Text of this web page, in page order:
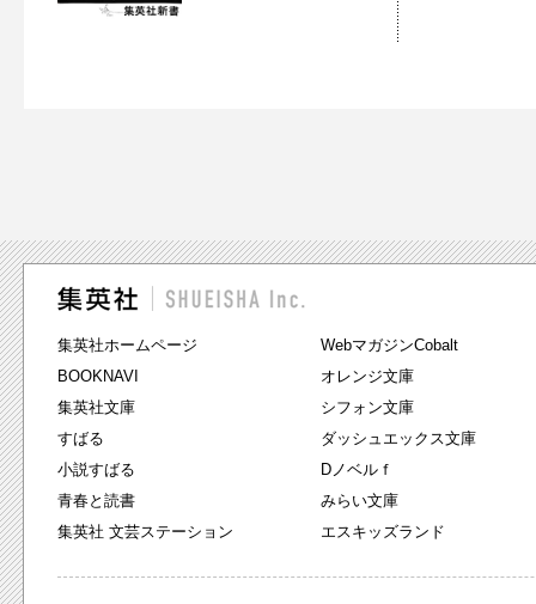
集英社ホームページ
BOOKNAVI
集英社文庫
すばる
小説すばる
青春と読書
集英社 文芸ステーション
WebマガジンCobalt
オレンジ文庫
シフォン文庫
ダッシュエックス文庫
Dノベルｆ
みらい文庫
エスキッズランド